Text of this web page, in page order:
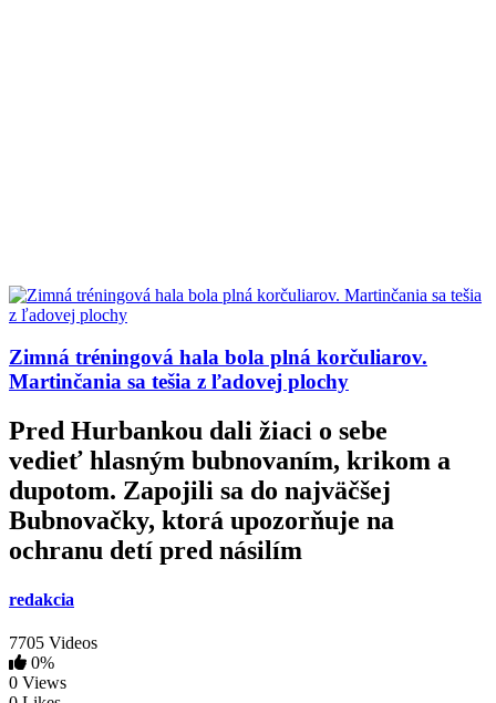
Zimná tréningová hala bola plná korčuliarov.
Martinčania sa tešia z ľadovej plochy
Pred Hurbankou dali žiaci o sebe
vedieť hlasným bubnovaním, krikom a
dupotom. Zapojili sa do najväčšej
Bubnovačky, ktorá upozorňuje na
ochranu detí pred násilím
redakcia
7705 Videos
0%
0 Views